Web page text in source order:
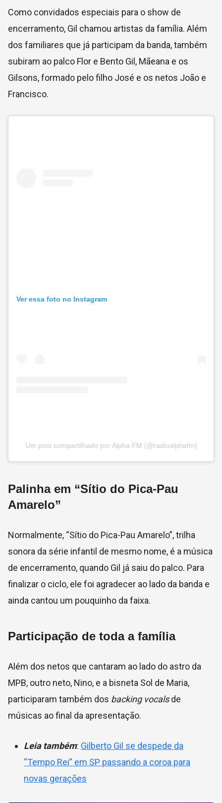
Como convidados especiais para o show de
encerramento, Gil chamou artistas da família. Além
dos familiares que já participam da banda, também
subiram ao palco Flor e Bento Gil, Mãeana e os
Gilsons, formado pelo filho José e os netos João e
Francisco.
Ver essa foto no Instagram
Um post compartilhado por Alpha FM (@radioalphafm)
Palinha em “Sítio do Pica-Pau
Amarelo”
Normalmente, “Sítio do Pica-Pau Amarelo”, trilha
sonora da série infantil de mesmo nome, é a música
de encerramento, quando Gil já saiu do palco. Para
finalizar o ciclo, ele foi agradecer ao lado da banda e
ainda cantou um pouquinho da faixa.
Participação de toda a família
Além dos netos que cantaram ao lado do astro da
MPB, outro neto, Nino, e a bisneta Sol de Maria,
participaram também dos backing vocalsde
músicas ao final da apresentação.
Leia também: Gilberto Gil se despede da
“Tempo Rei” em SP passando a coroa para
novas gerações